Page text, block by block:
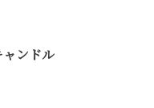
ンドル